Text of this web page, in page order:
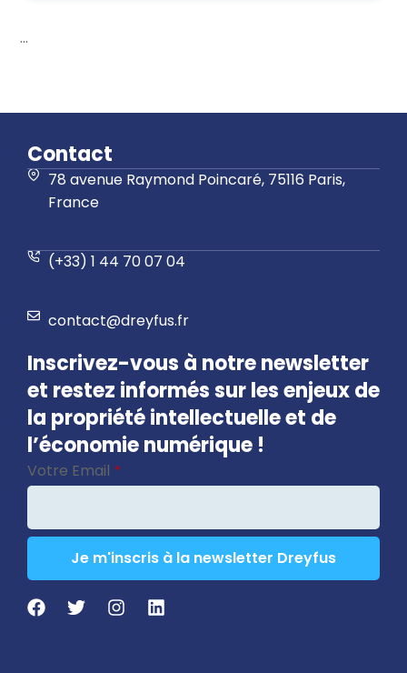
...
Contact
78 avenue Raymond Poincaré, 75116 Paris,
France
(+33) 1 44 70 07 04
contact@dreyfus.fr
Inscrivez-vous à notre newsletter
et restez informés sur les enjeux de
la propriété intellectuelle et de
l’économie numérique !
Votre Email *
Je m'inscris à la newsletter Dreyfus
Contact
Email